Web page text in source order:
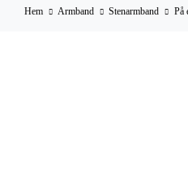
Hem Armband Stenarmband På